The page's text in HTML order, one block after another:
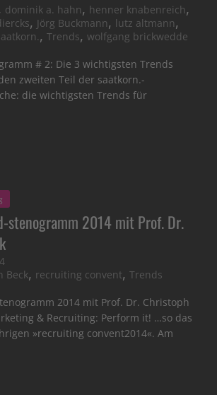
dominik a. hahn, henner knabenreich,
, Jörg Buckmann, lutz altmann,
,Trends,wolfgang brickwedde
# 2: Die 3 wichtigsten Trends
zweiten Teil der saatkorn.-
die wichtigsten Trends für
stenogramm 2014 mit Prof. Dr.
Beck, recruiting convent,Trends
2014 mit Prof. Dr. Christoph
& Recruiting: Perform it! …so das
»recruiting convent2014«. Am